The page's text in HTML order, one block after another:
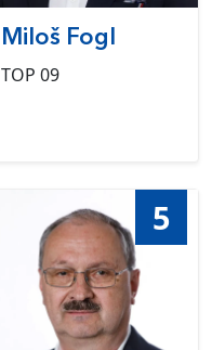
Miloš Fogl
TOP 09
5